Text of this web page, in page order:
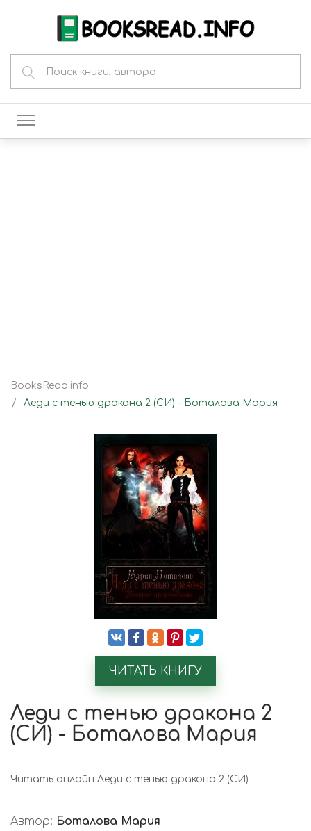
BooksRead.info
Леди с тенью дракона 2 (СИ) - Боталова Мария
ЧИТАТЬ КНИГУ
Леди с тенью дракона 2
(СИ) - Боталова Мария
Читать онлайн Леди с тенью дракона 2 (СИ)
Автор: Боталова Мария